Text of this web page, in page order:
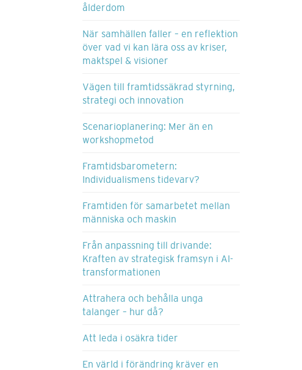
ålderdom
När samhällen faller – en reflektion
över vad vi kan lära oss av kriser,
maktspel & visioner
Vägen till framtidssäkrad styrning,
strategi och innovation
Scenarioplanering: Mer än en
workshopmetod
Framtidsbarometern:
Individualismens tidevarv?
Framtiden för samarbetet mellan
människa och maskin
Från anpassning till drivande:
Kraften av strategisk framsyn i AI-
transformationen
Attrahera och behålla unga
talanger – hur då?
Att leda i osäkra tider
En värld i förändring kräver en